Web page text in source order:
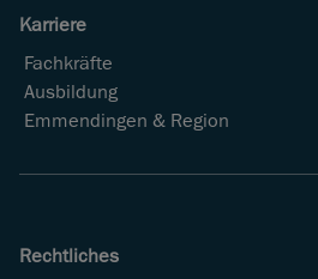
Karriere
Fachkräfte
Ausbildung
Emmendingen & Region
Rechtliches